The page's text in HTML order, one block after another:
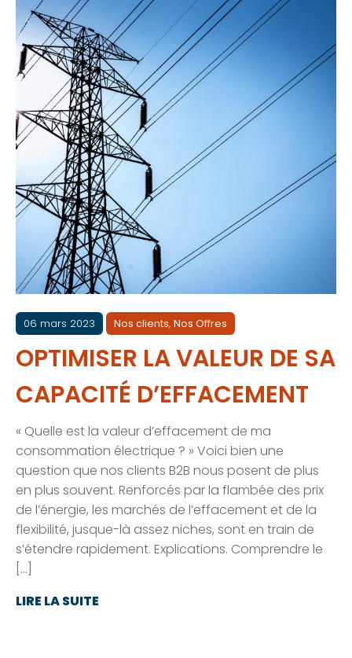
06 mars 2023 Nos clients, Nos Offres
OPTIMISER LA VALEUR DE SA
CAPACITÉ D’EFFACEMENT
« Quelle est la valeur d’effacement de ma
consommation électrique ? » Voici bien une
question que nos clients B2B nous posent de plus
en plus souvent. Renforcés par la flambée des prix
de l’énergie, les marchés de l’effacement et de la
flexibilité, jusque-là assez niches, sont en train de
s’étendre rapidement. Explications. Comprendre le
[…]
LIRE LA SUITE